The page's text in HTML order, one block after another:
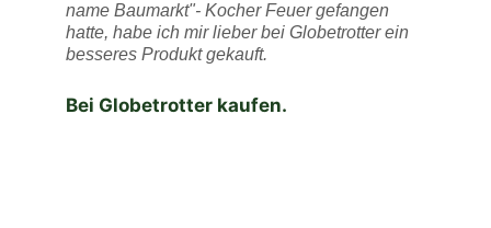
name Baumarkt"- Kocher Feuer gefangen
hatte, habe ich mir lieber bei Globetrotter ein
besseres Produkt gekauft.
Bei Globetrotter kaufen.